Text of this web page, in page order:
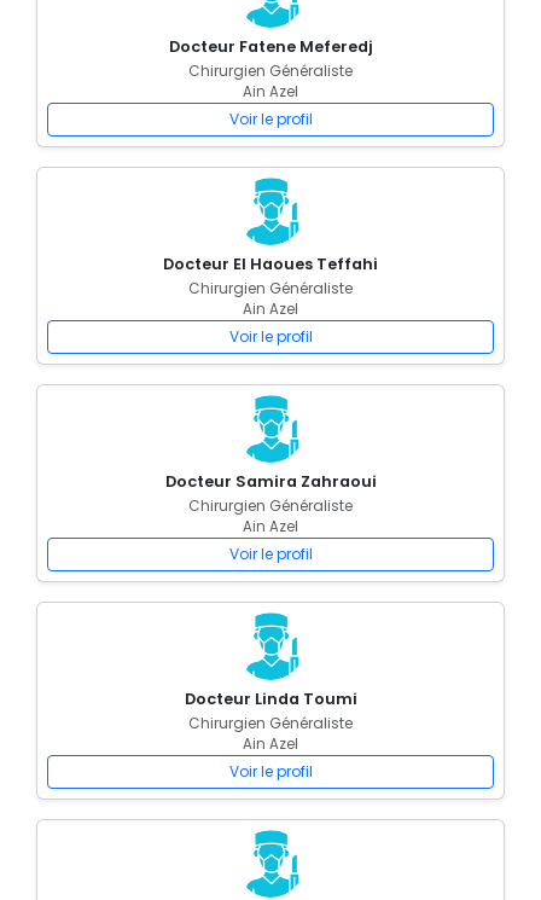
Docteur Fatene Meferedj
Chirurgien Généraliste
Ain Azel
Voir le profil
Docteur El Haoues Teffahi
Chirurgien Généraliste
Ain Azel
Voir le profil
Docteur Samira Zahraoui
Chirurgien Généraliste
Ain Azel
Voir le profil
Docteur Linda Toumi
Chirurgien Généraliste
Ain Azel
Voir le profil